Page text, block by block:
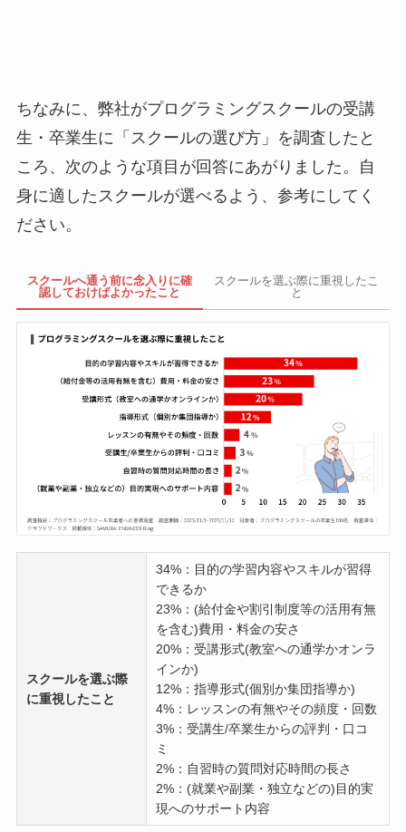
ちなみに、弊社がプログラミングスクールの受講
生・卒業生に「スクールの選び方」を調査したと
ころ、次のような項目が回答にあがりました。自
身に適したスクールが選べるよう、参考にしてく
ださい。
スクールへ通う前に念入りに確
認しておけばよかったこと
スクールを選ぶ際に重視したこ
と
スクールを選ぶ際
に重視したこと
34%：目的の学習内容やスキルが習得
できるか
23%：(給付金や割引制度等の活用有無
を含む)費用・料金の安さ
20%：受講形式(教室への通学かオンラ
インか)
12%：指導形式(個別か集団指導か)
4%：レッスンの有無やその頻度・回数
3%：受講生/卒業生からの評判・口コ
ミ
2%：自習時の質問対応時間の長さ
2%：(就業や副業・独立などの)目的実
現へのサポート内容